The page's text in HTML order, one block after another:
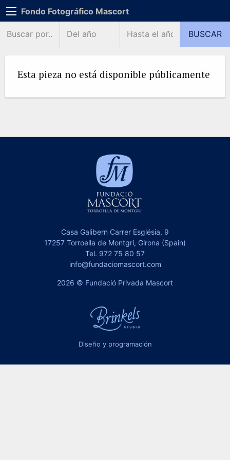
Fondo Fotográfico Mascort
Esta pieza no está disponible públicamente
Casa Galibern Carrer Església, 9
17257 Torroella de Montgrí, Girona (Spain)
Tel. 972 75 80 57
info@fundaciomascort.com
2026 © Fundació Privada Mascort
Diseño y programación